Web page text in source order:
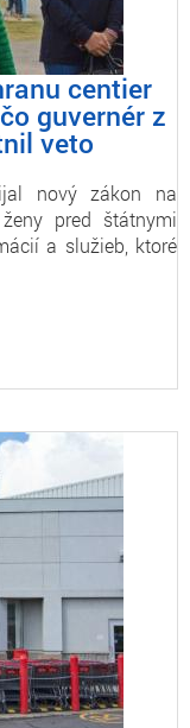
centier
guvernér z
veto
nový zákon na
pred štátnymi
a služieb, ktoré